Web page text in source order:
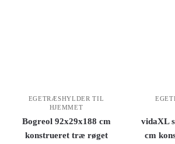
EGETRÆSHYLDER TIL
HJEMMET
Bogreol 92x29x188 cm
konstrueret træ røget
vidaXL
cm